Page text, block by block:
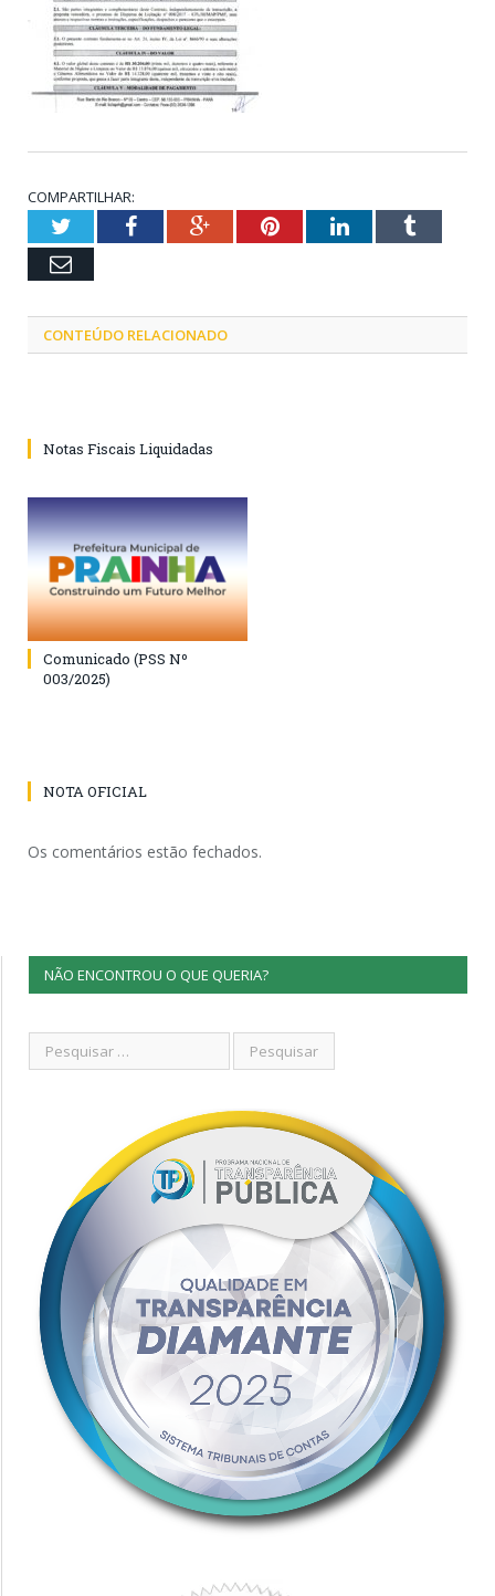
COMPARTILHAR:
TwitterFacebookGoogle+PinterestLinkedInTumblr
Email
CONTEÚDO RELACIONADO
Notas Fiscais Liquidadas
Comunicado (PSS Nº
003/2025)
NOTA OFICIAL
Os comentários estão fechados.
NÃO ENCONTROU O QUE QUERIA?